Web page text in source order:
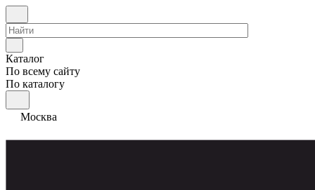
Каталог
По всему сайту
По каталогу
Москва